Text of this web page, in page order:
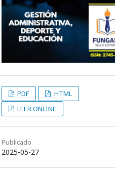
PDF
HTML
LEER ONLINE
Publicado
2025-05-27